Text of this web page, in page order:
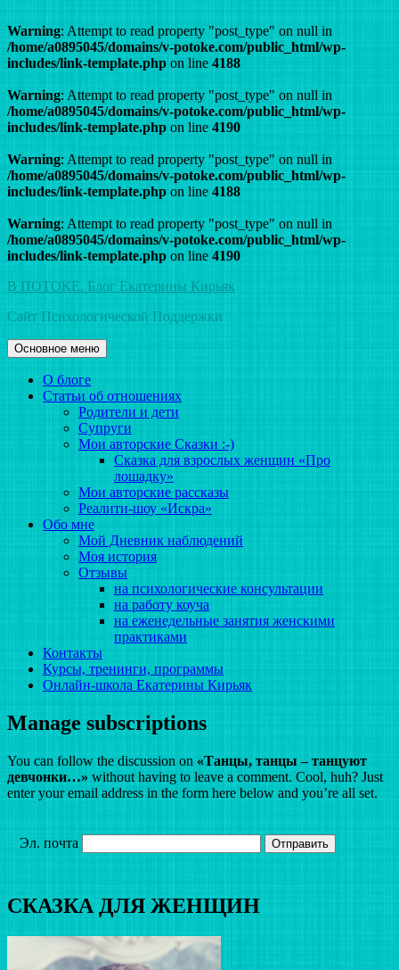
Warning: Attempt to read property "post_type" on null in
/home/a0895045/domains/v-potoke.com/public_html/wp-
includes/link-template.php on line 4188
Warning: Attempt to read property "post_type" on null in
/home/a0895045/domains/v-potoke.com/public_html/wp-
includes/link-template.php on line 4190
Warning: Attempt to read property "post_type" on null in
/home/a0895045/domains/v-potoke.com/public_html/wp-
includes/link-template.php on line 4188
Warning: Attempt to read property "post_type" on null in
/home/a0895045/domains/v-potoke.com/public_html/wp-
includes/link-template.php on line 4190
Перейти
содержимому
В ПОТОКЕ. Блог Екатерины Кирьяк
Сайт Психологической Поддержки
Основное меню
О блоге
Статьи об отношениях
Родители и дети
Супруги
Мои авторские Сказки :-)
Сказка для взрослых женщин «Про
лошадку»
Мои авторские рассказы
Реалити-шоу «Искра»
Обо мне
Мой Дневник наблюдений
Моя история
Отзывы
на психологические консультации
на работу коуча
на еженедельные занятия женскими
практиками
Контакты
Курсы, тренинги, программы
Онлайн-школа Екатерины Кирьяк
Manage subscriptions
You can follow the discussion on «Танцы, танцы – танцуют
девчонки…» without having to leave a comment. Cool, huh? Just
enter your email address in the form here below and you’re all set.
Эл. почта
СКАЗКА ДЛЯ ЖЕНЩИН